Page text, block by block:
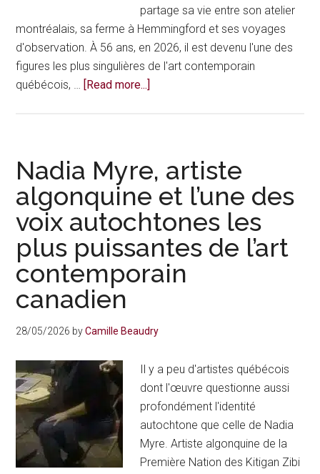
partage sa vie entre son atelier
montréalais, sa ferme à Hemmingford et ses voyages
d'observation. À 56 ans, en 2026, il est devenu l'une des
figures les plus singulières de l'art contemporain
québécois, … [Read more...]
québécois,
écrivain
et
agriculteur
—
l’une
des
plus
l’art
contemporain
en
2026
Nadia Myre, artiste
algonquine et l’une des
voix autochtones les
plus puissantes de l’art
contemporain
canadien
28/05/2026 byCamille Beaudry
Il y a peu d'artistes québécois
dont l'œuvre questionne aussi
profondément l'identité
autochtone que celle de Nadia
Myre. Artiste algonquine de la
Première Nation des Kitigan Zibi